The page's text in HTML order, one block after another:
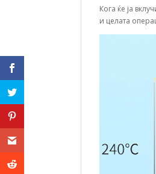
Кога ќе ја
и целата